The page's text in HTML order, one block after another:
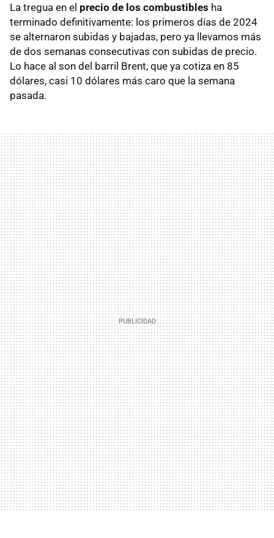
La tregua en el precio de los combustibles ha
terminado definitivamente: los primeros días de 2024
se alternaron subidas y bajadas, pero ya llevamos más
de dos semanas consecutivas con subidas de precio.
Lo hace al son del barril Brent, que ya cotiza en 85
dólares, casi 10 dólares más caro que la semana
pasada.